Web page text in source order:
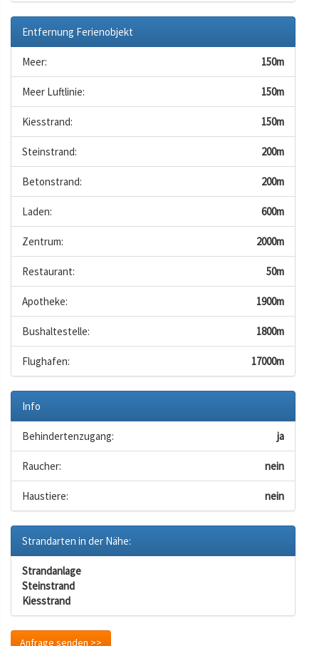
Entfernung Ferienobjekt
Meer: 150m
Meer Luftlinie: 150m
Kiesstrand: 150m
Steinstrand: 200m
Betonstrand: 200m
Laden: 600m
Zentrum: 2000m
Restaurant: 50m
Apotheke: 1900m
Bushaltestelle: 1800m
Flughafen: 17000m
Info
Behindertenzugang: ja
Raucher: nein
Haustiere: nein
Strandarten in der Nähe:
Strandanlage
Steinstrand
Kiesstrand
Anfrage senden >>